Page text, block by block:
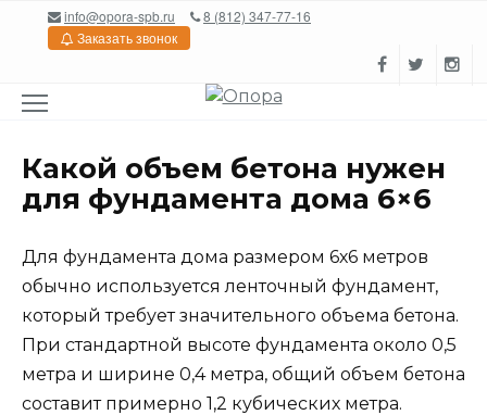
Перейтиinfo@opora-spb.ru
8 (812) 347-77-16
Заказать звонок
Какой объем бетона нужен
для фундамента дома 6×6
Для фундамента дома размером 6х6 метров
обычно используется ленточный фундамент,
который требует значительного объема бетона.
При стандартной высоте фундамента около 0,5
метра и ширине 0,4 метра, общий объем бетона
составит примерно 1,2 кубических метра.